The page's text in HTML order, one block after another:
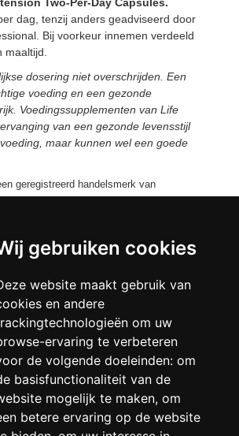
gebruiken cookies
website maakt gebruik van
en andere
om uw
ervaring te verbeteren
de volgende doeleinden: om
basisfunctionaliteit van de
mogelijk te maken, om
betere ervaring op de website
Two-Per-Day Capsules.
dag, tenzij anders geadviseerd door
Bij voorkeur innemen verdeeld
maaltijd.
dosering niet overschrijden. Een
voeding en een gezonde
Voedingssupplementen van Life
van een gezonde levensstijl
maar kunnen wel een goede
geregistreerd handelsmerk van
handelsmerk van Cypress
van Lonza
handelsmerk van Nutrition 21
737870221418 / 737870010111
|Voeg je recensie toe